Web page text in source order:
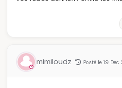
mimiloudz Posté le 19 Dec